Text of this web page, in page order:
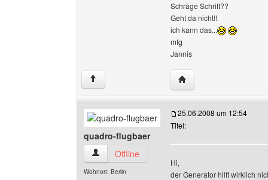
Schräge Schrift??
Geht da nicht!!
ich kann das...
mfg
Jannis
↑ Website dieses
quadro-flugbaer
quadro-flugbaer Benutzer-Profile anzeigen
Offline
Wohnort: Berlin
25.06.2008 um 12:54
Titel:
Hi,
der Generator hilft wirklich